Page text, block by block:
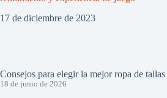
17 de diciembre de 2023
Consejos para elegir la mejor ropa de tallas
18 de junio de 2026